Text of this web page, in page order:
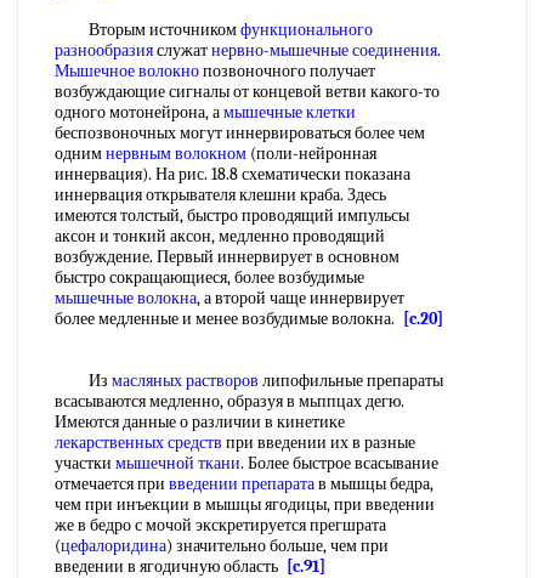
Вторым источникомфункционального
разнообразияслужатнервно-мышечные соединения.
Мышечное волокнопозвоночного получает
возбуждающие сигналы от концевой ветви какого-то
одного мотонейрона, амышечные клетки
беспозвоночных могут иннервироваться более чем
однимнервным волокном (поли-нейронная
иннервация). На рис. 18.8 схематически показана
иннервация открывателя клешни краба. Здесь
имеются толстый, быстро проводящий импульсы
аксон и тонкий аксон, медленно проводящий
возбуждение. Первый иннервирует в основном
быстро сокращающиеся, более возбудимые
мышечные волокна, а второй чаще иннервирует
более медленные и менее возбудимые волокна.
[c.20]
Из масляных растворов липофильные препараты
всасываются медленно, образуя в мьппцах дегю.
Имеются данные о различии в кинетике
лекарственных средств при введении их в разные
участки мышечной ткани. Более быстрое всасывание
отмечается при введении препаратав мышцы бедра,
чем при инъекции в мышцы ягодицы, при введении
же в бедро с мочой экскретируется прегшрата
(цефалоридина) значительно больше, чем при
введении в ягодичную область [c.91]